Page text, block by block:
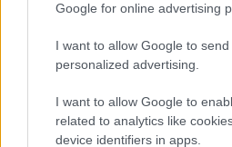
Google for online advertising
I want to allow Google to send
personalized advertising.
I want to allow Google to
related to analytics like
device identifiers in apps.